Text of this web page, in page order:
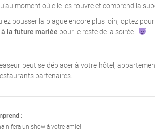
moment où elle les rouvre et comprend la
pousser la blague encore plus loin, optez
la future mariée pour le reste de la soirée !
peut se déplacer à votre hôtel,
partenaires.
:
fera un show à votre amie!